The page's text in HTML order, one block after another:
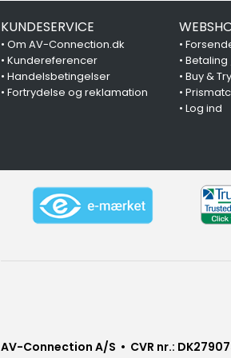
KUNDESERVICE
• Om AV-Connection.dk
• Kundereferencer
• Handelsbetingelser
• Fortrydelse og reklamation
•
• Betaling
• Buy & Try
•
• Log ind
AV-Connection A/S • CVR nr.: